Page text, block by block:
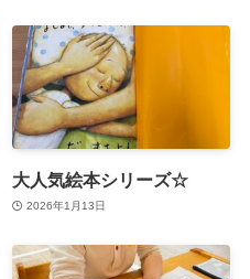
大人気絵本シリーズ☆
2026年1月13日